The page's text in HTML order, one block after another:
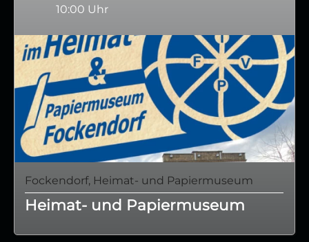
10:00 Uhr
Fockendorf, Heimat- und Papiermuseum
Heimat- und Papiermuseum